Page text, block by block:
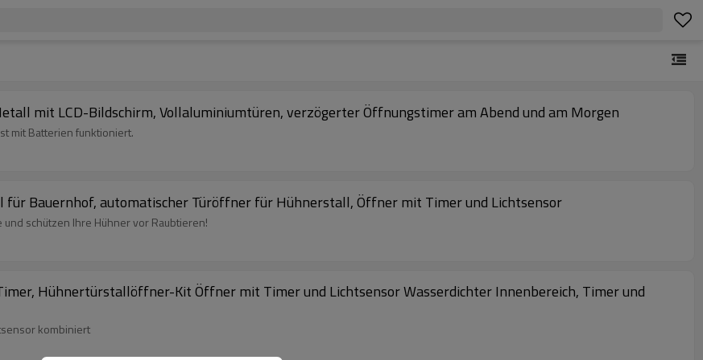
mit LCD-Bildschirm, Vollaluminiumtüren, verzögerter Öffnungstimer am Abend und am Morgen
mit Batterien funktioniert.
Bauernhof, automatischer Türöffner für Hühnerstall, Öffner mit Timer und Lichtsensor
schützen Ihre Hühner vor Raubtieren!
Hühnertürstallöffner-Kit Öffner mit Timer und Lichtsensor Wasserdichter Innenbereich, Timer und
kombiniert